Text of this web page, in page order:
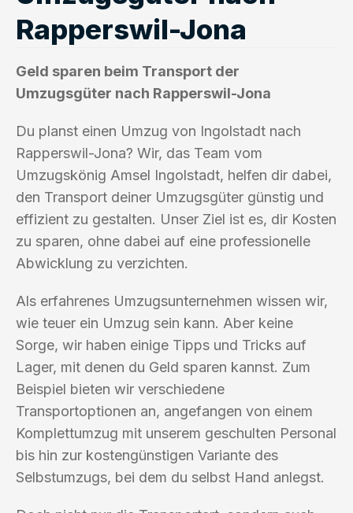
Rapperswil-Jona
Geld sparen beim Transport der
Umzugsgüter nach Rapperswil-Jona
Du planst einen Umzug von Ingolstadt nach
Rapperswil-Jona? Wir, das Team vom
Umzugskönig Amsel Ingolstadt, helfen dir dabei,
den Transport deiner Umzugsgüter günstig und
effizient zu gestalten. Unser Ziel ist es, dir Kosten
zu sparen, ohne dabei auf eine professionelle
Abwicklung zu verzichten.
Als erfahrenes Umzugsunternehmen wissen wir,
wie teuer ein Umzug sein kann. Aber keine
Sorge, wir haben einige Tipps und Tricks auf
Lager, mit denen du Geld sparen kannst. Zum
Beispiel bieten wir verschiedene
Transportoptionen an, angefangen von einem
Komplettumzug mit unserem geschulten Personal
bis hin zur kostengünstigen Variante des
Selbstumzugs, bei dem du selbst Hand anlegst.